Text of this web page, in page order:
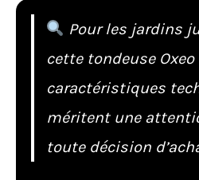
Pour les jardins
cette tondeuse Oxeo
caractéristiques
méritent une
toute décision